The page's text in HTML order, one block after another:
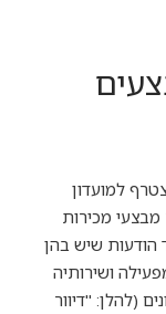
למועדון
מבצעי מכירות
הודעות שיש בהן
ושירותיה
(להלן: "דיוור